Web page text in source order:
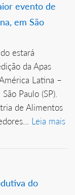
evento de
em São
estará
da Apas
Latina –
Paulo (SP).
de Alimentos
Leia mais
do